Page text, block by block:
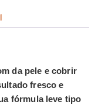
da pele e cobrir
fresco e
fórmula leve tipo